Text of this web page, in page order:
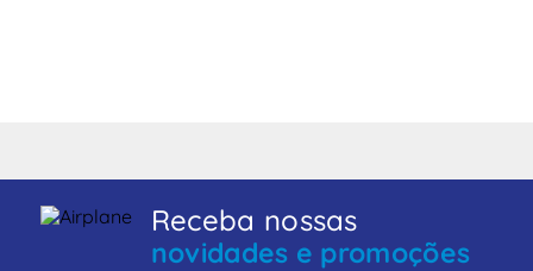
Receba nossas
novidades e promoções